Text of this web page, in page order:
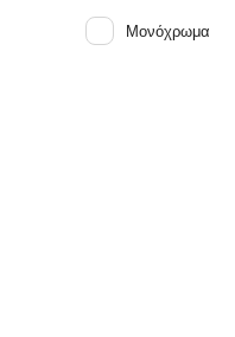
Μονόχρωμα